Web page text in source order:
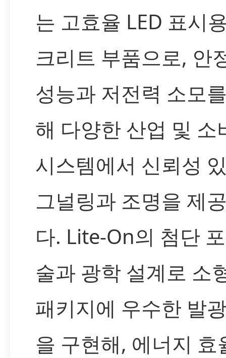
는 고효율 LED 표시
크리트 부품으로, 안
성능과 저전력 소모
해 다양한 산업 및 소
시스템에서 신뢰성
그널링과 조명을 제
다. Lite-On의 첨단
술과 광학 설계로 소
패키지에 우수한 발
을 구현해, 에너지 효